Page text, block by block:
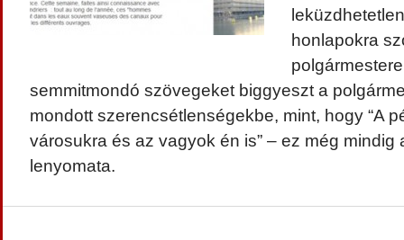
honlapokra
semmitmondó szövegeket biggyeszt a
mondott szerencsétlenségekbe, mint, hogy “A
városukra és az vagyok én is” – ez még mindig
lenyomata.